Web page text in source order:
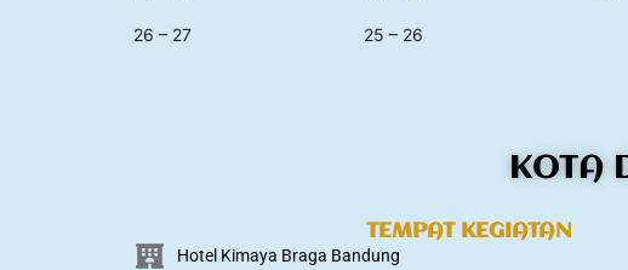
26 – 27 25 – 26
KOTA
TEMPAT KEGIATAN
Hotel Kimaya Braga Bandung